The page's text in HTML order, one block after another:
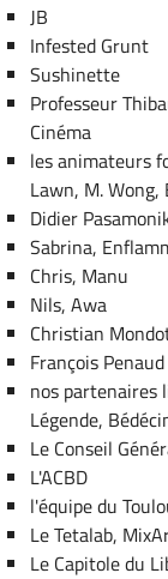
JB
Infested Grunt
Sushinette
Professeur
Cinéma
les animateurs
Lawn, M.
Didier
Sabrina,
Chris, Manu
Nils, Awa
Christian
François Penaud
nos partenaires
Légende,
Le Conseil
L'ACBD
l'équipe du
Le Tetalab,
Le Capitole du